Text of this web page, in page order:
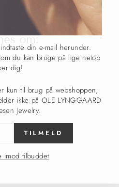
om:
din e-mail herunder.
du kan bruge på lige netop
dig!
til brug på webshoppen,
ikke på OLE LYNGGAARD
Jewelry.
TILMELD
imod tilbuddet